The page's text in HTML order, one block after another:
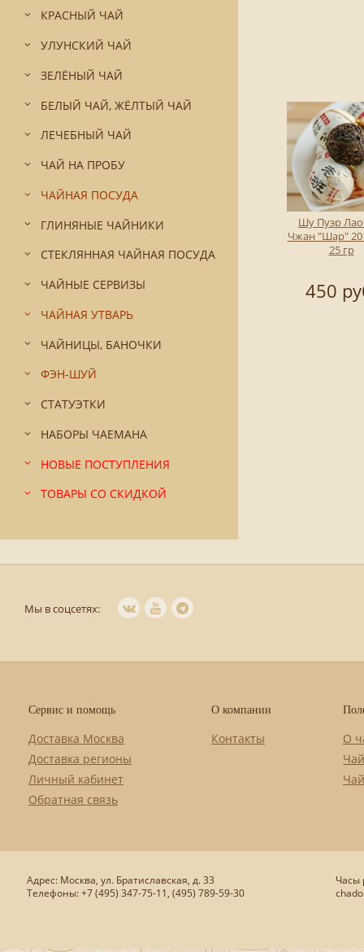
КРАСНЫЙ ЧАЙ
УЛУНСКИЙ ЧАЙ
ЗЕЛЁНЫЙ ЧАЙ
БЕЛЫЙ ЧАЙ, ЖЁЛТЫЙ ЧАЙ
ЛЕЧЕБНЫЙ ЧАЙ
ЧАЙ НА ПРОБУ
ЧАЙНАЯ ПОСУДА
ГЛИНЯНЫЕ ЧАЙНИКИ
СТЕКЛЯННАЯ ЧАЙНАЯ ПОСУДА
ЧАЙНЫЕ СЕРВИЗЫ
ЧАЙНАЯ УТВАРЬ
ЧАЙНИЦЫ, БАНОЧКИ
ФЭН-ШУЙ
СТАТУЭТКИ
НАБОРЫ ЧАЕМАНА
НОВЫЕ ПОСТУПЛЕНИЯ
ТОВАРЫ СО СКИДКОЙ
Шу Пуэр
Чжан "Шар"
25 гр
450
Мы в соцсетях:
Сервис и помощь
Доставка Москва
Доставка регионы
Личный кабинет
Обратная связь
О компании
Контакты
О
Адрес: Москва, ул. Братиславская, д. 33
Телефоны: +7 (495) 347-75-11, (495) 789-59-30
Часы